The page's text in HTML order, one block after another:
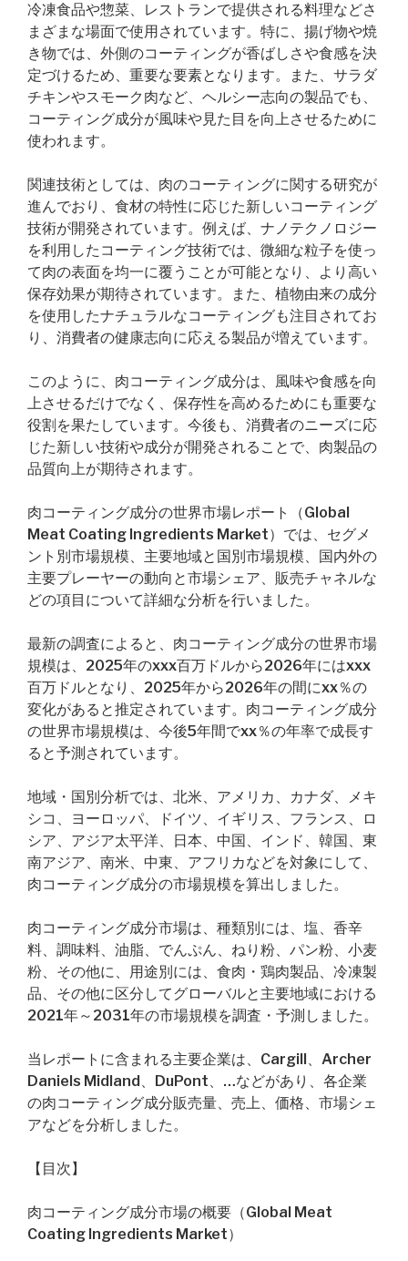
冷凍食品や惣菜、レストランで提供される料理などさ
まざまな場面で使用されています。特に、揚げ物や焼
き物では、外側のコーティングが香ばしさや食感を決
定づけるため、重要な要素となります。また、サラダ
チキンやスモーク肉など、ヘルシー志向の製品でも、
コーティング成分が風味や見た目を向上させるために
使われます。
関連技術としては、肉のコーティングに関する研究が
進んでおり、食材の特性に応じた新しいコーティング
技術が開発されています。例えば、ナノテクノロジー
を利用したコーティング技術では、微細な粒子を使っ
て肉の表面を均一に覆うことが可能となり、より高い
保存効果が期待されています。また、植物由来の成分
を使用したナチュラルなコーティングも注目されてお
り、消費者の健康志向に応える製品が増えています。
このように、肉コーティング成分は、風味や食感を向
上させるだけでなく、保存性を高めるためにも重要な
役割を果たしています。今後も、消費者のニーズに応
じた新しい技術や成分が開発されることで、肉製品の
品質向上が期待されます。
肉コーティング成分の世界市場レポート（Global
Meat Coating Ingredients Market）では、セグメ
ント別市場規模、主要地域と国別市場規模、国内外の
主要プレーヤーの動向と市場シェア、販売チャネルな
どの項目について詳細な分析を行いました。
最新の調査によると、肉コーティング成分の世界市場
規模は、2025年のxxx百万ドルから2026年にはxxx
百万ドルとなり、2025年から2026年の間にxx％の
変化があると推定されています。肉コーティング成分
の世界市場規模は、今後5年間でxx％の年率で成長す
ると予測されています。
地域・国別分析では、北米、アメリカ、カナダ、メキ
シコ、ヨーロッパ、ドイツ、イギリス、フランス、ロ
シア、アジア太平洋、日本、中国、インド、韓国、東
南アジア、南米、中東、アフリカなどを対象にして、
肉コーティング成分の市場規模を算出しました。
肉コーティング成分市場は、種類別には、塩、香辛
料、調味料、油脂、でんぷん、ねり粉、パン粉、小麦
粉、その他に、用途別には、食肉・鶏肉製品、冷凍製
品、その他に区分してグローバルと主要地域における
2021年～2031年の市場規模を調査・予測しました。
当レポートに含まれる主要企業は、Cargill、Archer
Daniels Midland、DuPont、…などがあり、各企業
の肉コーティング成分販売量、売上、価格、市場シェ
アなどを分析しました。
【目次】
肉コーティング成分市場の概要（Global Meat
Coating Ingredients Market）